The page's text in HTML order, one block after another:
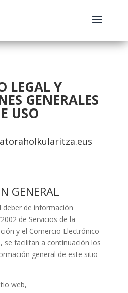
LEGAL Y
GENERALES
USO
GENERAL
deber de información
de Servicios de la
y el Comercio Electrónico
se facilitan a continuación los
general de este sitio
web,